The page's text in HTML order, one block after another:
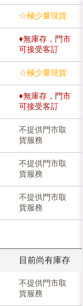
☆極少量現貨
♦無庫存，門市
可接受客訂
☆極少量現貨
♦無庫存，門市
可接受客訂
不提供門市取
貨服務
不提供門市取
貨服務
不提供門市取
貨服務
目前尚有庫存
不提供門市取
貨服務